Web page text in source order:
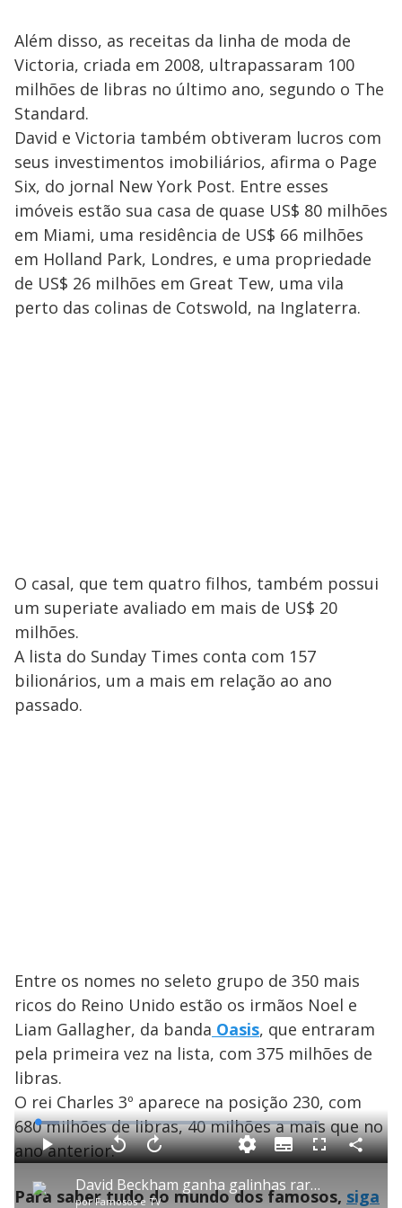
Além disso, as receitas da linha de moda de
Victoria, criada em 2008, ultrapassaram 100
milhões de libras no último ano, segundo o The
Standard.
David e Victoria também obtiveram lucros com
seus investimentos imobiliários, afirma o Page
Six, do jornal New York Post. Entre esses
imóveis estão sua casa de quase US$ 80 milhões
em Miami, uma residência de US$ 66 milhões
em Holland Park, Londres, e uma propriedade
de US$ 26 milhões em Great Tew, uma vila
perto das colinas de Cotswold, na Inglaterra.
O casal, que tem quatro filhos, também possui
um superiate avaliado em mais de US$ 20
milhões.
A lista do Sunday Times conta com 157
bilionários, um a mais em relação ao ano
passado.
Entre os nomes no seleto grupo de 350 mais
ricos do Reino Unido estão os irmãos Noel e
Liam Gallagher, da banda Oasis, que entraram
pela primeira vez na lista, com 375 milhões de
libras.
O rei Charles 3º aparece na posição 230, com
680 milhões de libras, 40 milhões a mais que no
ano anterior.
P David Beckham ganha galinhas raras de presente ao completar 51 anos
porFamosos e TV
P V
l
t
a
r
A
a
n
ç
a
L
o
a
d
e
.
S
u
b
i
t
l
F
s
c
C
o
a
r
Para saber tudo do mundo dos famosos, siga